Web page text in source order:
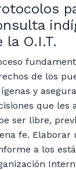
la O.I.T.
de los
y
que les
ser libre,
fe. Elaborar
a los